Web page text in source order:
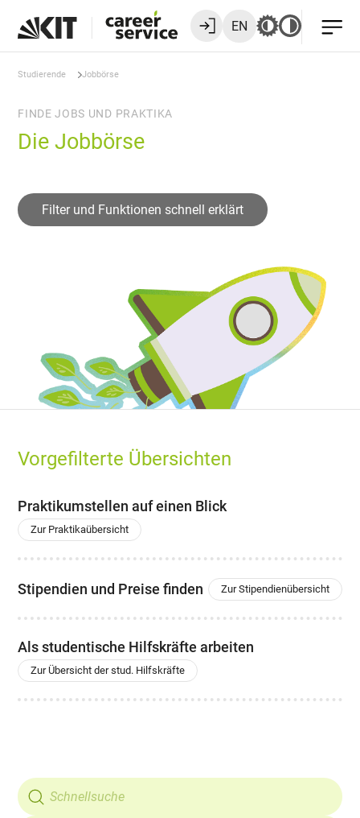
EN
Studierende Jobbörse
FINDE JOBS UND PRAKTIKA
Die Jobbörse
Filter und Funktionen schnell erklärt
Vorgefilterte Übersichten
Praktikumstellen auf einen Blick
Zur Praktikaübersicht
Stipendien und Preise finden Zur Stipendienübersicht
Als studentische Hilfskräfte arbeiten
Zur Übersicht der stud. Hilfskräfte